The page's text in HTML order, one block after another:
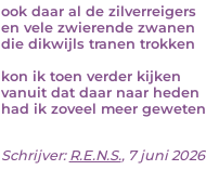
ook daar al de zilverreigers
en vele zwierende zwanen
die dikwijls tranen trokken
kon ik toen verder kijken
vanuit dat daar naar heden
had ik zoveel meer geweten
Schrijver: R.E.N.S., 7 juni 2026